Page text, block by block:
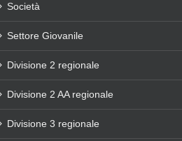
Società
Settore Giovanile
Divisione 2 regionale
Divisione 2 AA regionale
Divisione 3 regionale